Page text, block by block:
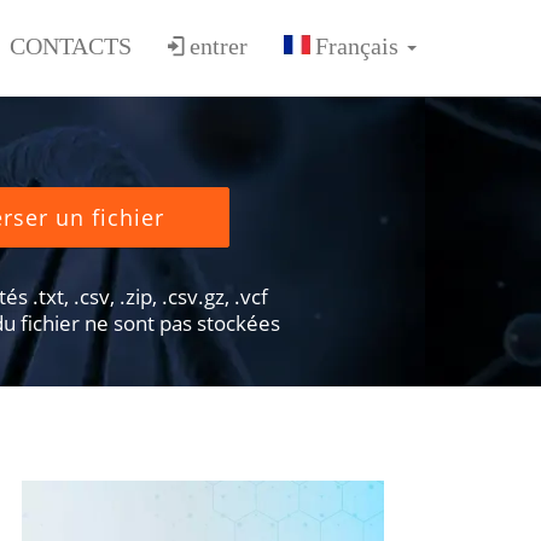
CONTACTS entrer
un fichier
.txt, .csv, .zip, .csv.gz, .vcf
fichier ne sont pas stockées